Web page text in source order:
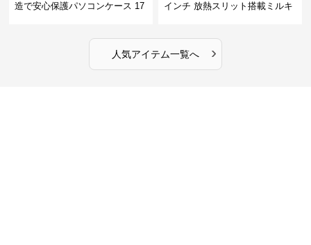
造で安心保護パソコンケース 17
インチ 放熱スリット搭載ミルキ
人気アイテム一覧へ ›